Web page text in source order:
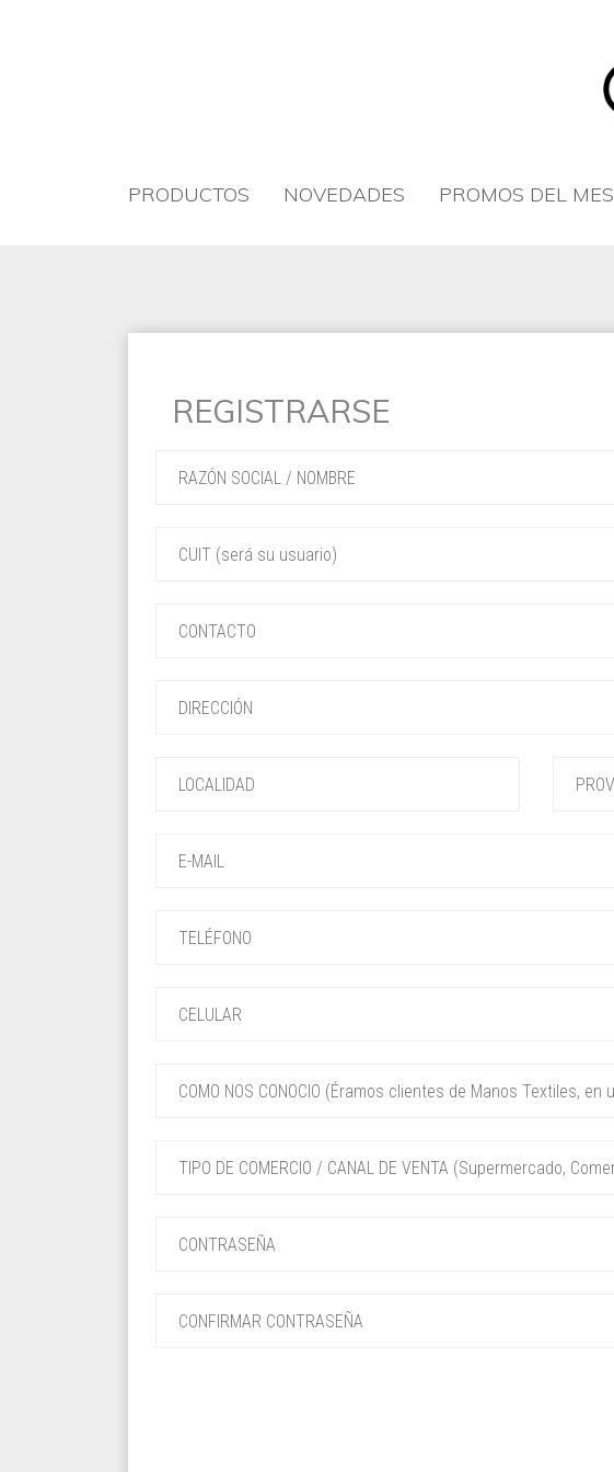
PRODUCTOS NOVEDADES PROMOS DEL MES
REGISTRARSE